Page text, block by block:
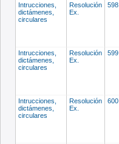
Intrucciones,
dictámenes,
circulares
Resolución
Ex.
598
Intrucciones,
dictámenes,
circulares
Resolución
Ex.
599
Intrucciones,
dictámenes,
circulares
Resolución
Ex.
600